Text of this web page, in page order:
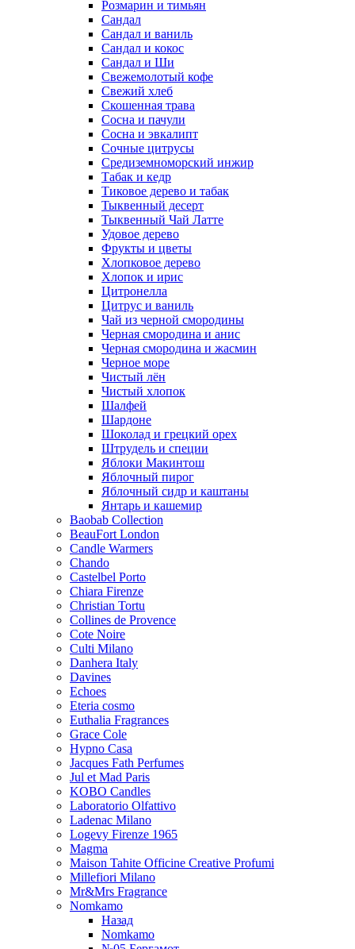
Розмарин и тимьян
Сандал
Сандал и ваниль
Сандал и кокос
Сандал и Ши
Свежемолотый кофе
Свежий хлеб
Скошенная трава
Сосна и пачули
Сосна и эвкалипт
Сочные цитрусы
Средиземноморский инжир
Табак и кедр
Тиковое дерево и табак
Тыквенный десерт
Тыквенный Чай Латте
Удовое дерево
Фрукты и цветы
Хлопковое дерево
Хлопок и ирис
Цитронелла
Цитрус и ваниль
Чай из черной смородины
Черная смородина и анис
Черная смородина и жасмин
Черное море
Чистый лён
Чистый хлопок
Шалфей
Шардоне
Шоколад и грецкий орех
Штрудель и специи
Яблоки Макинтош
Яблочный пирог
Яблочный сидр и каштаны
Янтарь и кашемир
Baobab Collection
BeauFort London
Candle Warmers
Chando
Castelbel Porto
Chiara Firenze
Christian Tortu
Collines de Provence
Cote Noire
Culti Milano
Danhera Italy
Davines
Echoes
Eteria cosmo
Euthalia Fragrances
Grace Cole
Hypno Casa
Jacques Fath Perfumes
Jul et Mad Paris
KOBO Candles
Laboratorio Olfattivo
Ladenac Milano
Logevy Firenze 1965
Magma
Maison Tahite Officine Creative Profumi
Millefiori Milano
Mr&Mrs Fragrance
Nomkamo
Назад
Nomkamo